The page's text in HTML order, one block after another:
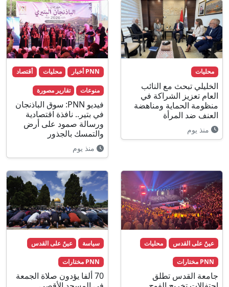
محليات
الخليلي تبحث مع النائب
العام تعزيز الشراكة في
منظومة الحماية ومناهضة
العنف ضد المرأة
منذ يوم
PNN أخبار محليات أقتصاد
منوعات تقارير مصورة
فيديو PNN: سوق الباذنجان
في بتير.. نافذة اقتصادية
ورسالة صمود على أرض
والتمسك بالجذور
منذ يوم
عينٌ على القدس محليات
PNN مختارات
جامعة القدس تطلق
سياسة عينٌ على القدس
PNN مختارات
70 ألفا يؤدون صلاة الجمعة